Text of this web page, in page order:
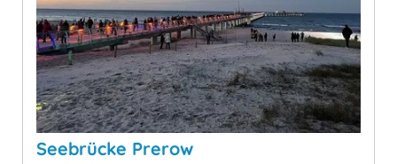
Seebrücke Prerow